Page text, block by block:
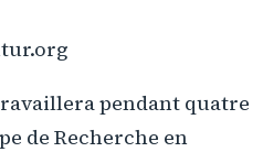
pendant quatre
de Recherche en